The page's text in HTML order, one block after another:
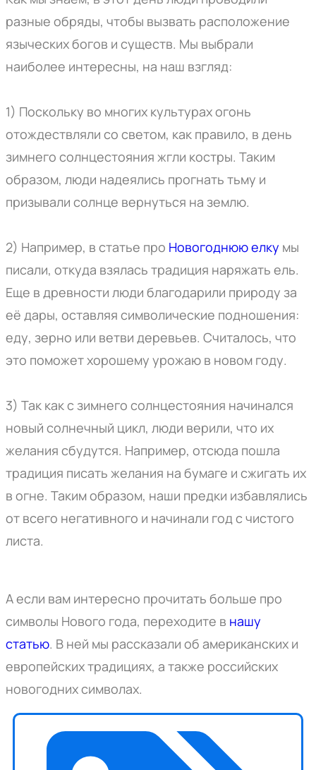
разные обряды, чтобы вызвать расположение
языческих богов и существ. Мы выбрали
наиболее интересны, на наш взгляд:
1) Поскольку во многих культурах огонь
отождествляли со светом, как правило, в день
зимнего солнцестояния жгли костры. Таким
образом, люди надеялись прогнать тьму и
призывали солнце вернуться на землю.
2) Например, в статье про Новогоднюю елку мы
писали, откуда взялась традиция наряжать ель.
Еще в древности люди благодарили природу за
её дары, оставляя символические подношения:
еду, зерно или ветви деревьев. Считалось, что
это поможет хорошему урожаю в новом году.
3) Так как с зимнего солнцестояния начинался
новый солнечный цикл, люди верили, что их
желания сбудутся. Например, отсюда пошла
традиция писать желания на бумаге и сжигать их
в огне. Таким образом, наши предки избавлялись
от всего негативного и начинали год с чистого
листа.
А если вам интересно прочитать больше про
символы Нового года, переходите в нашу
статью. В ней мы рассказали об американских и
европейских традициях, а также российских
новогодних символах.